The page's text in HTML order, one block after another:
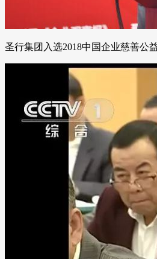
圣行集团入选2018中国企业慈善公